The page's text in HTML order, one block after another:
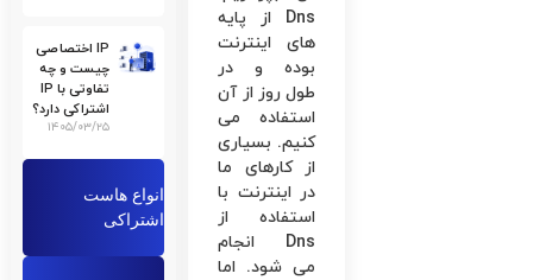
Dns از پایه
‌های اینترنت
بوده و در
طول روز از آن
استفاده می
‌کنیم. بسیاری
از کارهای ما
در اینترنت با
استفاده از
Dns انجام
می ‌شود. اما
IP اختصاصی
چیست و چه
تفاوتی با IP
اشتراکی دارد؟
۱۴۰۵/۰۳/۲۵
انواع هاست
اشتراکی